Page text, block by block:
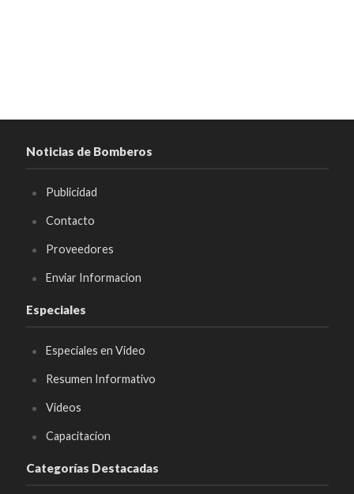
Noticias de Bomberos
Publicidad
Contacto
Proveedores
Enviar Informacion
Especiales
Especiales en Video
Resumen Informativo
Videos
Capacitacion
Categorías Destacadas